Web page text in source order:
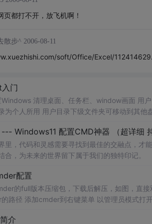
页都打不开，放飞机啊！
散步^ 2006-08-11
soft/Office/Excel/
入门
盘中除了用户目录外其余的文件均为系统文件，
用户目录下级文件夹可移动到其他盘 显示文件后缀名 Windows常用快捷键
，需另存
--- Windows11 配置CMD神器 （超详细
里，代码和灵感需要寻找到最佳的交融点，才
合，为未来的世界留下属于我们的独特印记。
配置
full版本压缩包，下载后解压，如图，直接双击Cmder.exe即
的目录，执行如下命令添加到右键菜
介